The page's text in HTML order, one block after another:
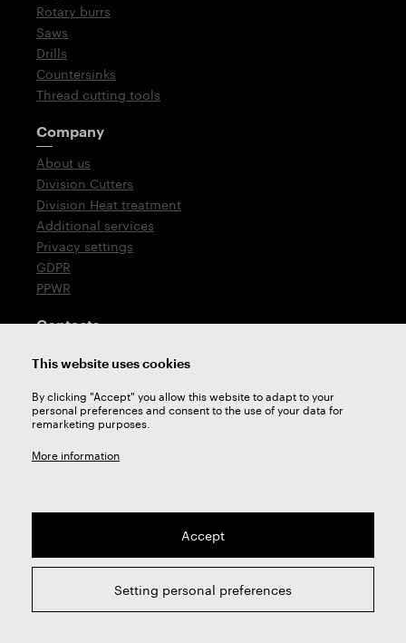
Rotary burrs
Saws
Drills
Countersinks
Thread cutting tools
Company
About us
Division Cutters
Division Heat treatment
Additional services
Privacy settings
GDPR
PPWR
Contacts
T: +420 576 777 510
Technical support
2026 © ZPS-FN a.s. | All right reserved
webdesign byStudio 9
This website uses cookies
By clicking "Accept" you allow this website to adapt to your
personal preferences and consent to the use of your data for
remarketing purposes.
More information
Accept
Setting personal preferences